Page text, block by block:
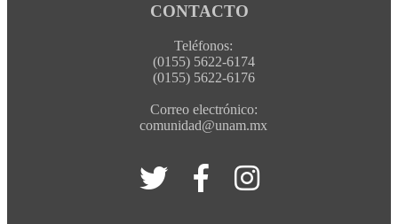
CONTACTO
Teléfonos:
(0155) 5622-6174
(0155) 5622-6176
Correo electrónico:
comunidad@unam.mx